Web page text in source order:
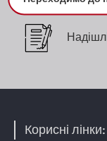
Корисні лінки: